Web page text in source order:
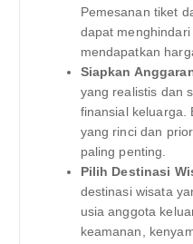
Pemesanan tiket
dapat
mendapatkan
Siapkan
yang realistis dan
finansial keluarga.
yang rinci dan
paling penting.
Pilih Destinasi
destinasi wisata
usia anggota
keamanan,